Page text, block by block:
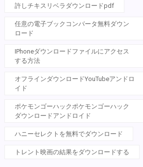
許しチキスリベラダウンロードpdf
任意の電子ブックコンバータ無料ダウン
ロード
IPhoneダウンロードファイルにアクセス
する方法
オフラインダウンロードYouTubeアンドロ
イド
ポケモンゴーハックポケモンゴーハック
ダウンロードアンドロイド
ハニーセレクトを無料でダウンロード
トレント映画の結果をダウンロードする